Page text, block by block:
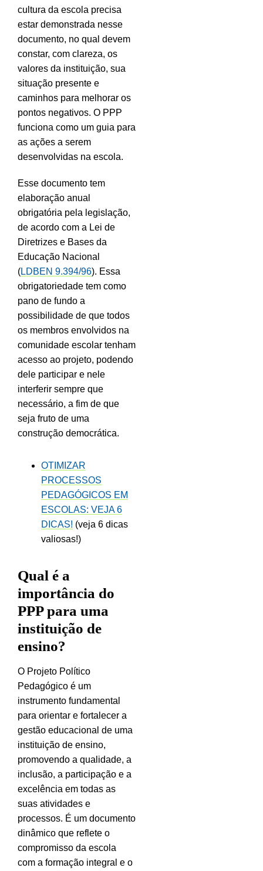
cultura da escola precisa
estar demonstrada nesse
documento, no qual devem
constar, com clareza, os
valores da instituição, sua
situação presente e
caminhos para melhorar os
pontos negativos. O PPP
funciona como um guia para
as ações a serem
desenvolvidas na escola.
Esse documento tem
elaboração anual
obrigatória pela legislação,
de acordo com a Lei de
Diretrizes e Bases da
Educação Nacional
(LDBEN 9.394/96). Essa
obrigatoriedade tem como
pano de fundo a
possibilidade de que todos
os membros envolvidos na
comunidade escolar tenham
acesso ao projeto, podendo
dele participar e nele
interferir sempre que
necessário, a fim de que
seja fruto de uma
construção democrática.
OTIMIZAR
PROCESSOS
PEDAGÓGICOS EM
ESCOLAS: VEJA 6
DICAS! (veja 6 dicas
valiosas!)
Qual é a
importância do
PPP para uma
instituição de
ensino?
O Projeto Político
Pedagógico é um
instrumento fundamental
para orientar e fortalecer a
gestão educacional de uma
instituição de ensino,
promovendo a qualidade, a
inclusão, a participação e a
excelência em todas as
suas atividades e
processos. É um documento
dinâmico que reflete o
compromisso da escola
com a formação integral e o